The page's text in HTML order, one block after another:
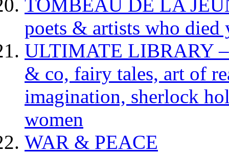
TOMBEAU DE LA
poets & artists who died
ULTIMATE LIBRARY –
& co, fairy tales, art of
imagination, sherlock
women
WAR & PEACE